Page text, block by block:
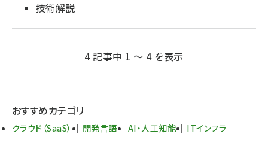
技術解説
4 記事中 1 ～ 4 を表示
おすすめカテゴリ
クラウド（SaaS） 開発言語 AI・人工知能 ITインフラ